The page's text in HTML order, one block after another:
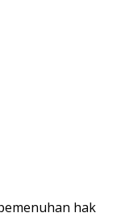
hak